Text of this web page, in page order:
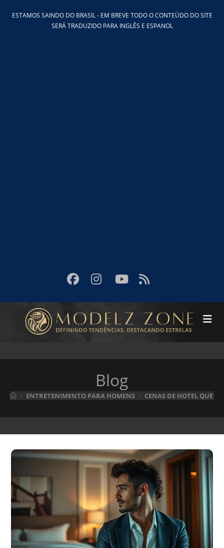
paraESTAMOS SAINDO DO BRASIL - EM BREVE TODO O CONTEÚDO DO SITE
SERÁ TRADUZIDO PARA INGLÊS E ESPANOL
Blog
ENTRETENIMENTO PARA HOMENS CENAS DE HOTEL QUE